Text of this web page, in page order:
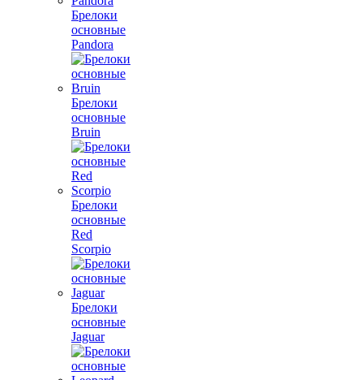
Брелоки
основные
Pandora
Брелоки
основные
Bruin
Брелоки
основные
Red
Scorpio
Брелоки
основные
Jaguar